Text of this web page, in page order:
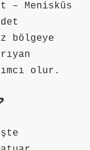
– Menisküs
bölgeye
olur.